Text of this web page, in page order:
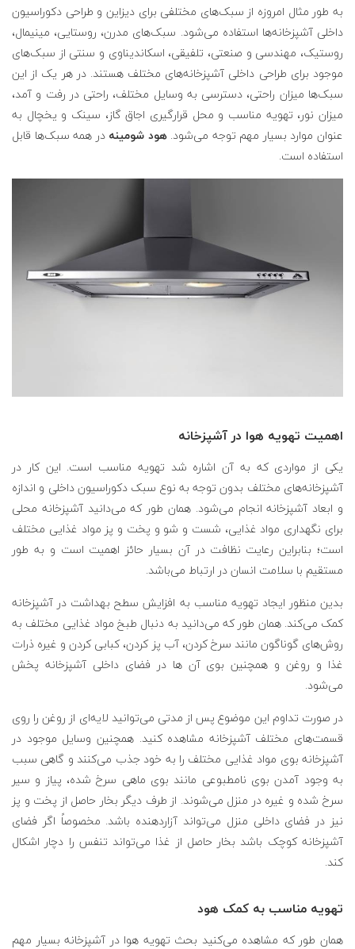
به طور مثال امروزه از سبک‌های مختلفی برای دیزاین و طراحی دکوراسیون
داخلی آشپزخانه‌ها استفاده می‌شود. سبک‌های مدرن، روستایی، مینیمال،
روستیک، مهندسی و صنعتی، تلفیقی، اسکاندیناوی و سنتی از سبک‌های
موجود برای طراحی داخلی آشپزخانه‌های مختلف هستند. در هر یک از این
سبک‌ها میزان راحتی، دسترسی به وسایل مختلف، راحتی در رفت و آمد،
میزان نور، تهویه مناسب و محل قرارگیری اجاق گاز، سینک و یخچال به
عنوان موارد بسیار مهم توجه می‌شود.هود شومینه در همه سبک‌ها قابل
استفاده است.
اهمیت تهویه هوا در آشپزخانه
یکی از مواردی که به آن اشاره شد تهویه مناسب است. این کار در
آشپزخانه‌های مختلف بدون توجه به نوع سبک دکوراسیون داخلی و اندازه
و ابعاد آشپزخانه انجام می‌شود. همان طور که می‌دانید آشپزخانه محلی
برای نگهداری مواد غذایی، شست و شو و پخت و پز مواد غذایی مختلف
است؛ بنابراین رعایت نظافت در آن بسیار حائز اهمیت است و به طور
مستقیم با سلامت انسان در ارتباط می‌باشد.
بدین منظور ایجاد تهویه مناسب به افزایش سطح بهداشت در آشپزخانه
کمک می‌کند. همان طور که می‌دانید به دنبال طبخ مواد غذایی مختلف به
روش‌های گوناگون مانند سرخ کردن، آب پز کردن، کبابی کردن و غیره ذرات
غذا و روغن و همچنین بوی آن ها در فضای داخلی آشپزخانه پخش
می‌شود.
در صورت تداوم این موضوع پس از مدتی می‌توانید لایه‌ای از روغن را روی
قسمت‌های مختلف آشپزخانه مشاهده کنید. همچنین وسایل موجود در
آشپزخانه بوی مواد غذایی مختلف را به خود جذب می‌کنند و گاهی سبب
به وجود آمدن بوی نامطبوعی مانند بوی ماهی سرخ شده، پیاز و سیر
سرخ شده و غیره در منزل می‌شوند. از طرف دیگر بخار حاصل از پخت و پز
نیز در فضای داخلی منزل می‌تواند آزاردهنده باشد. مخصوصاً اگر فضای
آشپزخانه کوچک باشد بخار حاصل از غذا می‌تواند تنفس را دچار اشکال
کند.
تهویه مناسب به کمک هود
همان طور که مشاهده می‌کنید بحث تهویه هوا در آشپزخانه بسیار مهم